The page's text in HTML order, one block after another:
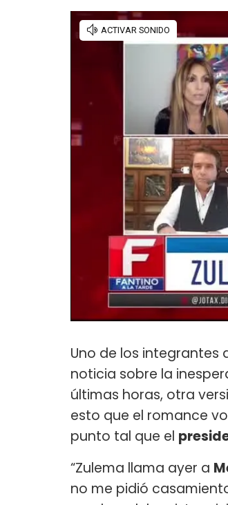
Uno de los integrantes
noticia sobre la
últimas horas, otra
esto que el romance
punto tal que el
“Zulema llama ayer a
no me pidió